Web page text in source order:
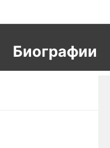
Биографии